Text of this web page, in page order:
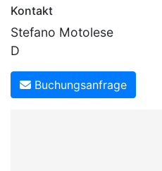
Kontakt
Stefano Motolese
D
Buchungsanfrage